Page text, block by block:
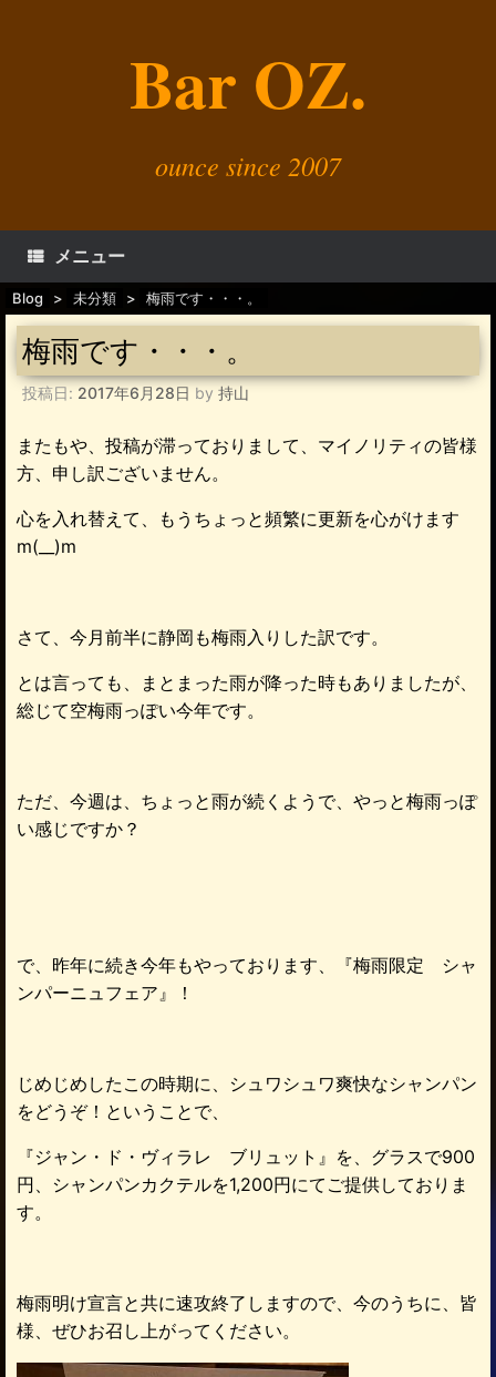
Bar OZ.
ounce since 2007
メニュー
Blog > 未分類 > 梅雨です・・・。
梅雨です・・・。
投稿日: 2017年6月28日 by 持山
またもや、投稿が滞っておりまして、マイノリティの皆様
方、申し訳ございません。
心を入れ替えて、もうちょっと頻繁に更新を心がけます
m(__)m
さて、今月前半に静岡も梅雨入りした訳です。
とは言っても、まとまった雨が降った時もありましたが、
総じて空梅雨っぽい今年です。
ただ、今週は、ちょっと雨が続くようで、やっと梅雨っぽ
い感じですか？
で、昨年に続き今年もやっております、『梅雨限定 シャ
ンパーニュフェア』！
じめじめしたこの時期に、シュワシュワ爽快なシャンパン
をどうぞ！ということで、
『ジャン・ド・ヴィラレ ブリュット』を、グラスで900
円、シャンパンカクテルを1,200円にてご提供しておりま
す。
梅雨明け宣言と共に速攻終了しますので、今のうちに、皆
様、ぜひお召し上がってください。